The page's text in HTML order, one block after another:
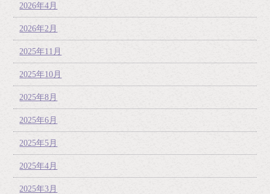
2026年4月
2026年2月
2025年11月
2025年10月
2025年8月
2025年6月
2025年5月
2025年4月
2025年3月